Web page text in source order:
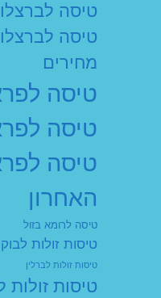
טיסה
טיסה
מחירים
טיסה
טיסה
טיסה
האחרון
טיסה לרומא בזול
טיסות זולות
טיסות זולות לברלין
טיסות זולות